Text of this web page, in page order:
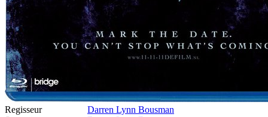
Regisseur
Darren Lynn Bousman